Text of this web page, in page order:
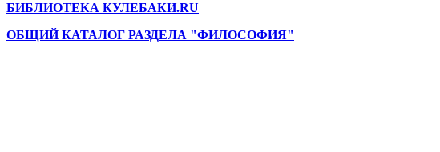
БИБЛИОТЕКА КУЛЕБАКИ.RU
ОБЩИЙ КАТАЛОГ РАЗДЕЛА "ФИЛОСОФИЯ"